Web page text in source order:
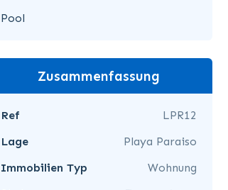
Pool
Zusammenfassung
Ref
LPR12
Lage
Playa Paraiso
Immobilien Typ
Wohnung